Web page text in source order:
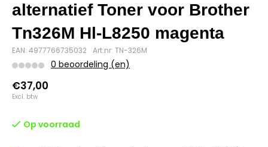
alternatief Toner voor Brother
Tn326M Hl-L8250 magenta
EAN: 4977766735032 Art.nr: TN-326M
0 beoordeling (en)
€37,00
Excl. btw
Op voorraad